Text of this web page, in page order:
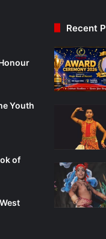
Youth
of
Recent